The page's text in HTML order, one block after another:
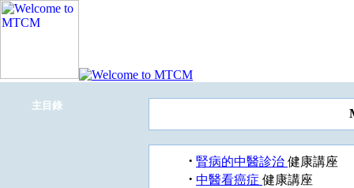
主目錄
· 腎病的中醫診治 健康講座
· 中醫看癌症 健康講座